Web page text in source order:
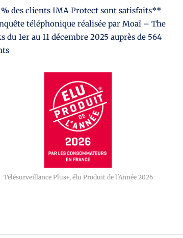
% des clients IMA Protect sont satisfaits**
téléphonique réalisée par Moaï – The
du 1er au 11 décembre 2025 auprès de 564
Télésurveillance Plus+, élu Produit de l'Année 2026